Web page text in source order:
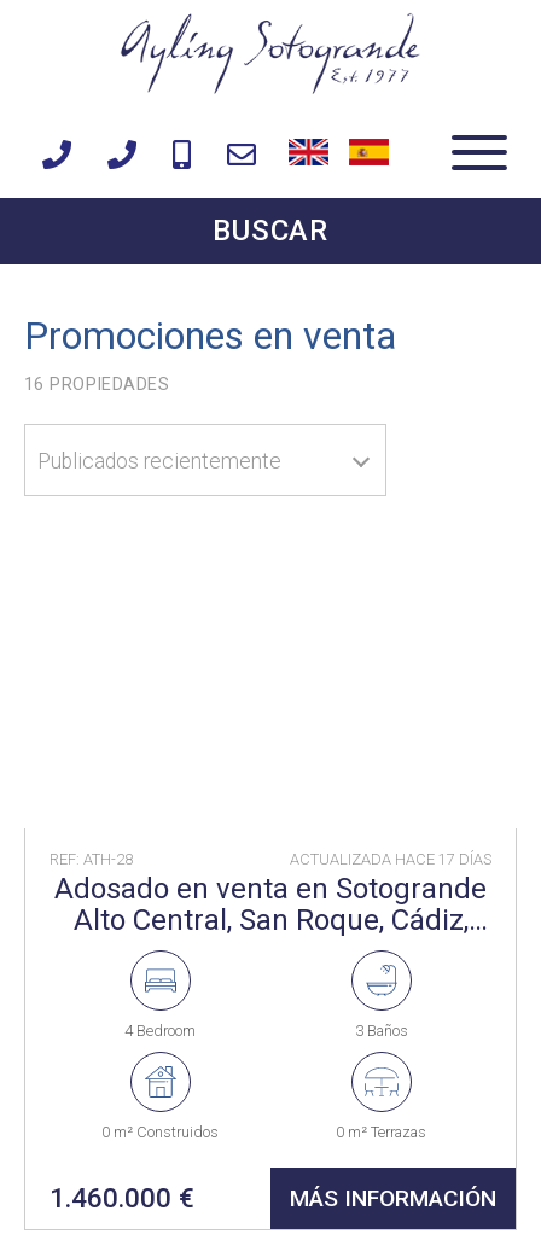
BUSCAR
Promociones en venta
16 PROPIEDADES
Publicados recientemente
REF: ATH-28 ACTUALIZADA HACE 17 DÍAS
Adosado en venta en Sotogrande
Alto Central, San Roque, Cádiz,
4 Bedroom 3 Baños
0 m² Construidos 0 m² Terrazas
1.460.000 € MÁS INFORMACIÓN